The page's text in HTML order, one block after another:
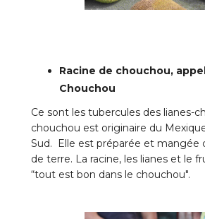
Racine de chouchou,
Chouchou
Ce sont les tubercules des lianes-
chouchou est originaire du
Sud. Elle est préparée et mangée
de terre. La racine, les lianes et le
“tout est bon dans le chouchou".